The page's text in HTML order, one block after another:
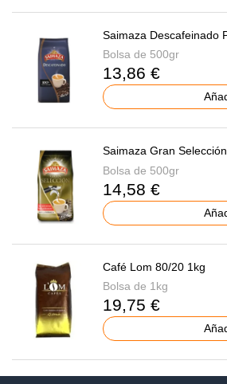
Saimaza Descafeinado
Bolsa de 500gr
13,86 €
Saimaza Gran
Bolsa de 500gr
14,58 €
Café Lom 80/20 1kg
Bolsa de 1kg
19,75 €